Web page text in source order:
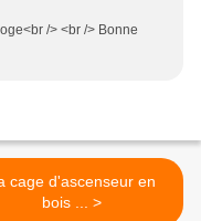
/> <br /> Bonne
cage d'ascenseur en
bois ... >